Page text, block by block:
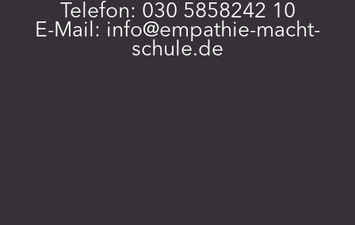
Telefon: 030 5858242 10
E-Mail: info@empathie-macht-
schule.de